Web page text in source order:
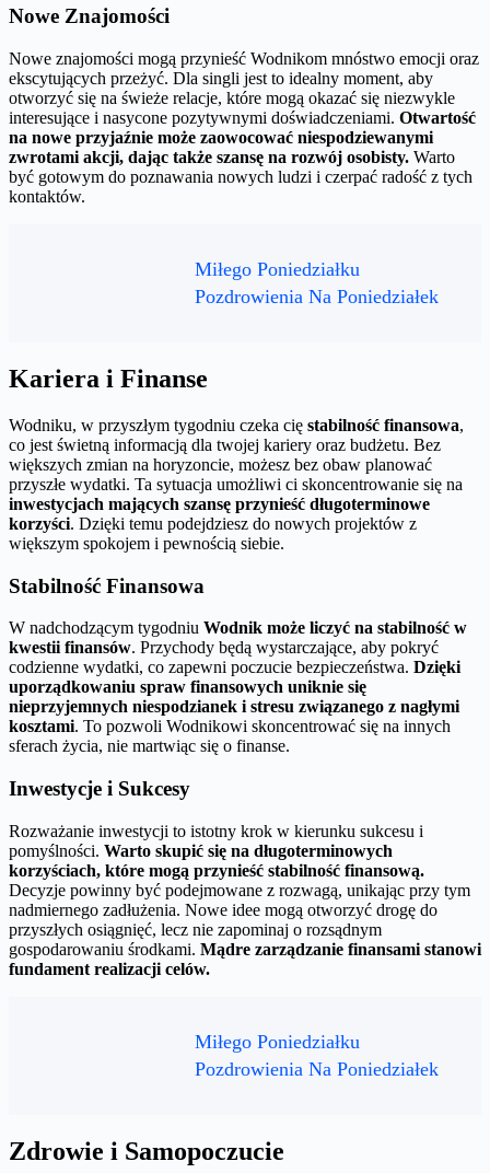
Nowe Znajomości
Nowe znajomości mogą przynieść Wodnikom mnóstwo emocji oraz
ekscytujących przeżyć. Dla singli jest to idealny moment, aby
otworzyć się na świeże relacje, które mogą okazać się niezwykle
interesujące i nasycone pozytywnymi doświadczeniami. Otwartość
na nowe przyjaźnie może zaowocować niespodziewanymi
zwrotami akcji, dając także szansę na rozwój osobisty. Warto
być gotowym do poznawania nowych ludzi i czerpać radość z tych
kontaktów.
Miłego Poniedziałku
Pozdrowienia Na Poniedziałek
Kariera i Finanse
Wodniku, w przyszłym tygodniu czeka cię stabilność finansowa,
co jest świetną informacją dla twojej kariery oraz budżetu. Bez
większych zmian na horyzoncie, możesz bez obaw planować
przyszłe wydatki. Ta sytuacja umożliwi ci skoncentrowanie się na
inwestycjach mających szansę przynieść długoterminowe
korzyści. Dzięki temu podejdziesz do nowych projektów z
większym spokojem i pewnością siebie.
Stabilność Finansowa
W nadchodzącym tygodniu Wodnik może liczyć na stabilność w
kwestii finansów. Przychody będą wystarczające, aby pokryć
codzienne wydatki, co zapewni poczucie bezpieczeństwa. Dzięki
uporządkowaniu spraw finansowych uniknie się
nieprzyjemnych niespodzianek i stresu związanego z nagłymi
kosztami. To pozwoli Wodnikowi skoncentrować się na innych
sferach życia, nie martwiąc się o finanse.
Inwestycje i Sukcesy
Rozważanie inwestycji to istotny krok w kierunku sukcesu i
pomyślności. Warto skupić się na długoterminowych
korzyściach, które mogą przynieść stabilność finansową.
Decyzje powinny być podejmowane z rozwagą, unikając przy tym
nadmiernego zadłużenia. Nowe idee mogą otworzyć drogę do
przyszłych osiągnięć, lecz nie zapominaj o rozsądnym
gospodarowaniu środkami. Mądre zarządzanie finansami stanowi
fundament realizacji celów.
Miłego Poniedziałku
Pozdrowienia Na Poniedziałek
Zdrowie i Samopoczucie